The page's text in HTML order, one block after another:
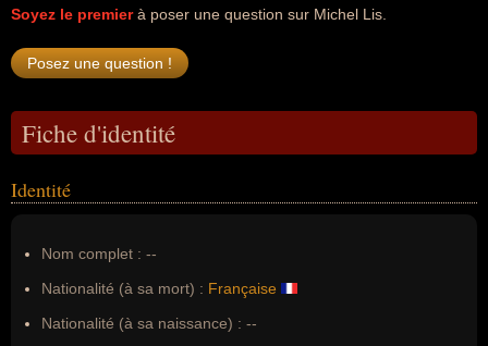
Soyez le premierà poser une question sur Michel Lis.
Fiche d'identité
Identité
Nom complet : --
Nationalité (à sa mort) : Française
Nationalité (à sa naissance) : --